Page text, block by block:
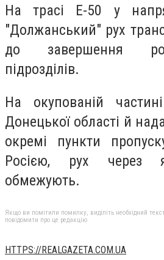
На трасі Е-50 у
"Должанський" рух
до завершення
підрозділів.
На окупованій
Донецької області й
окремі пункти
Росією, рух через
обмежують.
Якщо ви помітили помилку, виділіть необхідний
повідомити про це редакцію
HTTPS://REALGAZETA.COM.UA